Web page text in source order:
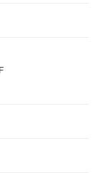
足をお約束し